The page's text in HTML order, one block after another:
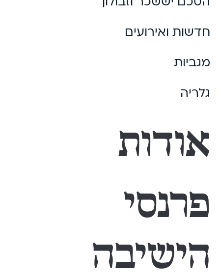
הסכם יששכר וזבולון
חדשות ואירועים
מגביות
גלריה
אודות
פרנסי
הישיבה